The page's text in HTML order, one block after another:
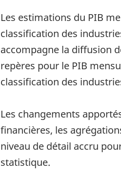
Les estimations du PIB
classification des
accompagne la diffusion
repères pour le PIB
classification des
Les changements
financières, les
niveau de détail accru
statistique.